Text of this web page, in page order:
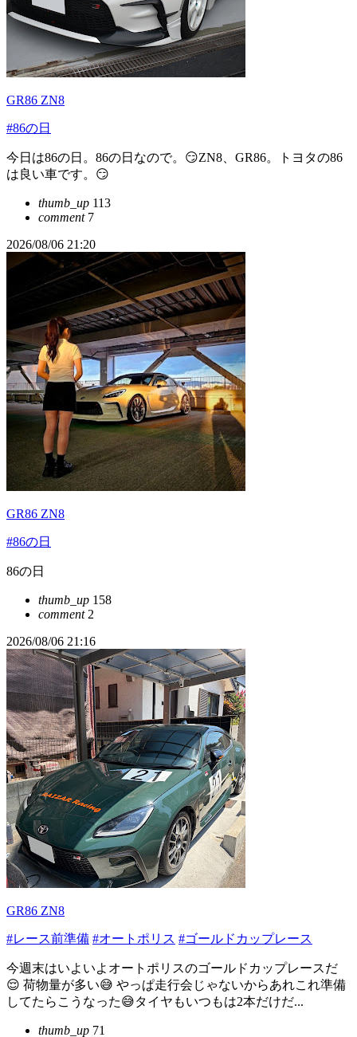
GR86 ZN8
#86の日
今日は86の日。86の日なので。😏ZN8、GR86。トヨタの86
は良い車です。😏
thumb_up 113
comment7
2026/08/06 21:20
GR86 ZN8
#86の日
86の日
thumb_up 158
comment2
2026/08/06 21:16
GR86 ZN8
#レース前準備 #オートポリス #ゴールドカップレース
今週末はいよいよオートポリスのゴールドカップレースだ
😌 荷物量が多い😅 やっぱ走行会じゃないからあれこれ準備
してたらこうなった😅タイヤもいつもは2本だけだ...
thumb_up 71